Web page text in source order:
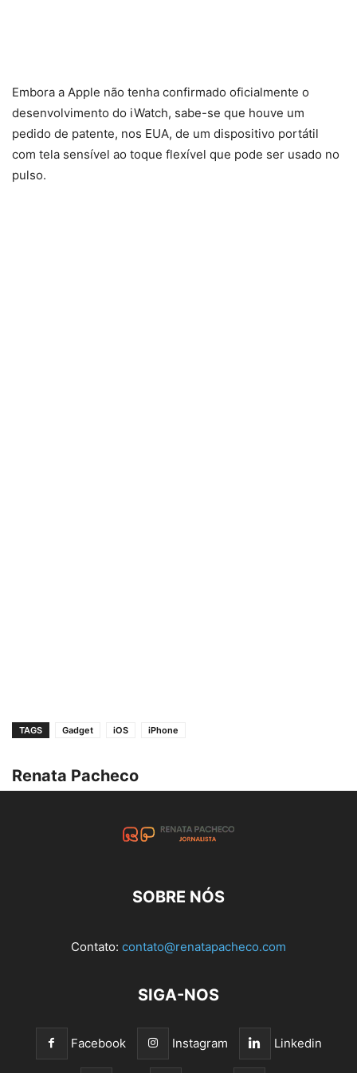
Embora a Apple não tenha confirmado oficialmente o
desenvolvimento do iWatch, sabe-se que houve um
pedido de patente, nos EUA, de um dispositivo portátil
com tela sensível ao toque flexível que pode ser usado no
pulso.
TAGS Gadget iOS iPhone
Renata Pacheco
SOBRE NÓS
Contato: contato@renatapacheco.com
SIGA-NOS
Facebook Instagram Linkedin